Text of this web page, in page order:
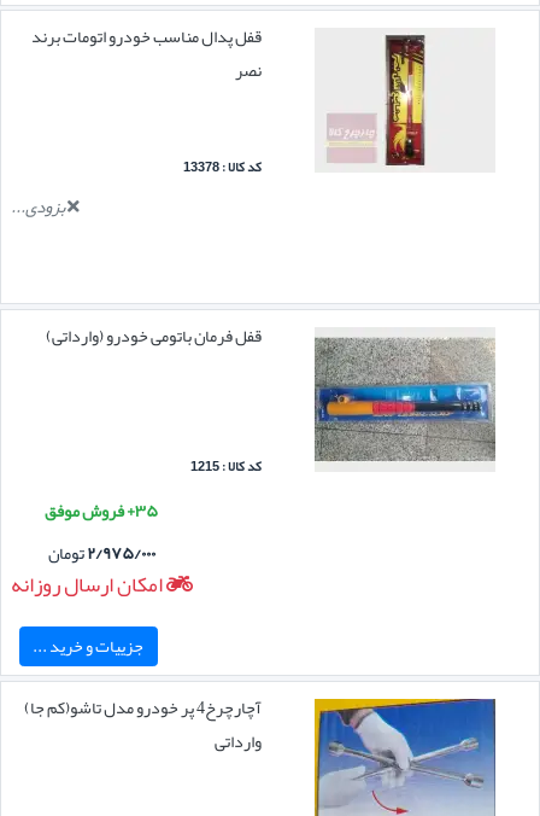
قفل پدال مناسب خودرو اتومات برند
نصر
کد کالا : 13378
بزودی...
قفل فرمان باتومی خودرو (وارداتی)
کد کالا : 1215
۳۵+ فروش موفق
۲/۹۷۵/۰۰۰تومان
امکان ارسال روزانه
جزییات و خرید ...
آچارچرخ4 پر خودرو مدل تاشو(کم جا)
وارداتی